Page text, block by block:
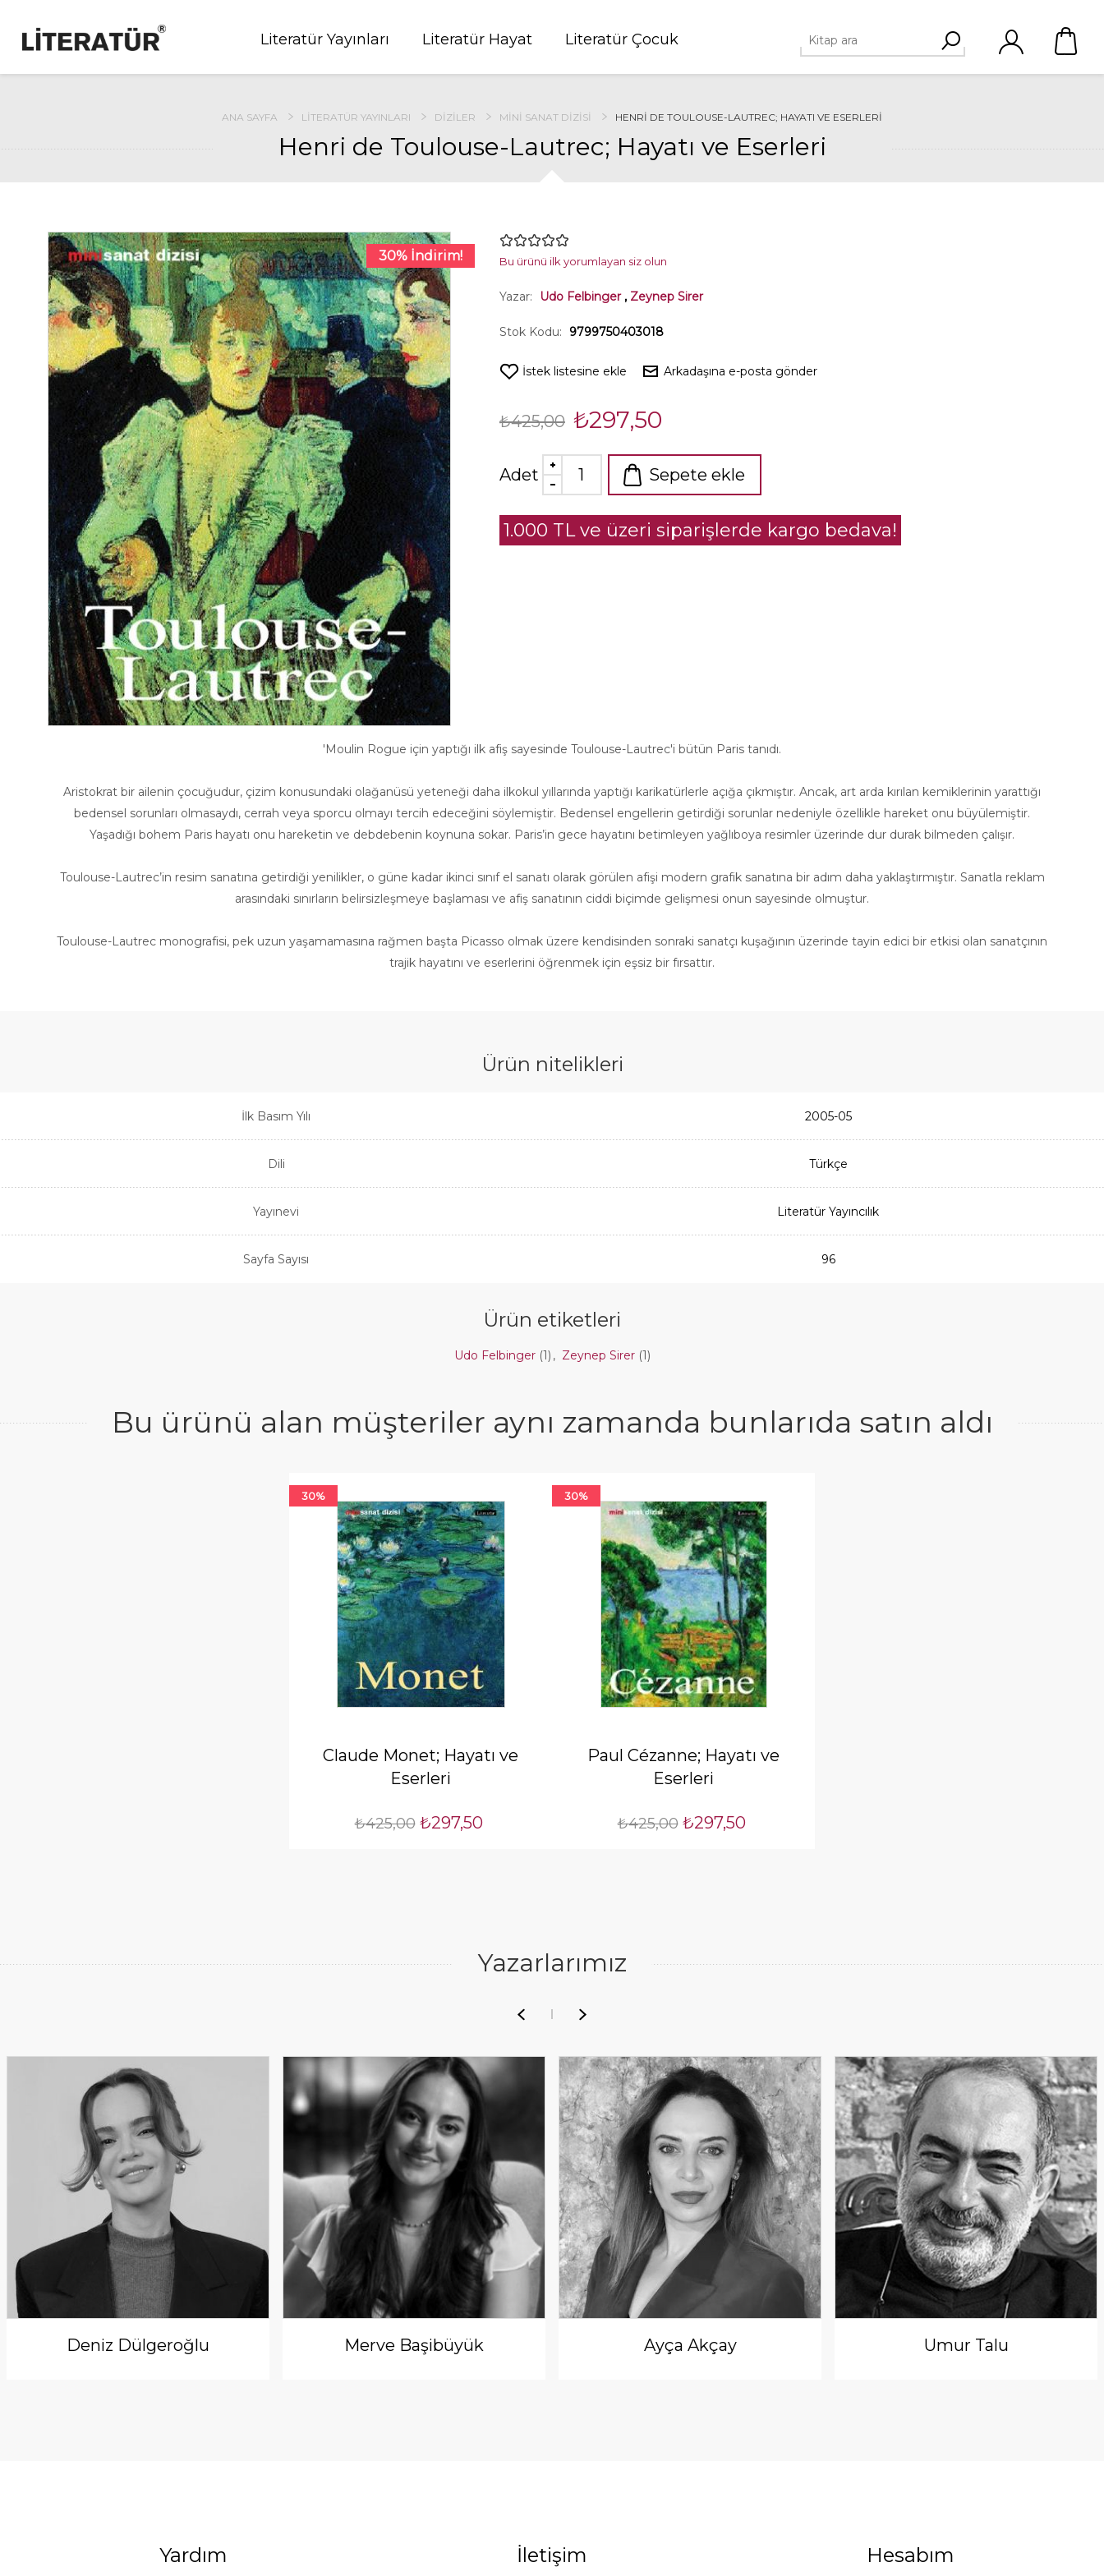
Literatür Yayınları Literatür Hayat Literatür Çocuk
ANA SAYFA LITERATÜR YAYINLARI DIZILER MINI SANAT DIZISI HENRI DE TOULOUSE-LAUTREC; HAYATI VE ESERLERI
Henri de Toulouse-Lautrec; Hayatı ve Eserleri
30% İndirim! Bu ürünü ilk yorumlayan siz olun
Yazar: Udo Felbinger , Zeynep Sirer
Stok Kodu: 9799750403018
İstek listesine ekle Arkadaşına e-posta gönder
₺425,00 ₺297,50
Adet Sepete ekle
1.000 TL ve üzeri siparişlerde kargo bedava!
′Moulin Rogue için yaptığı ilk afiş sayesinde Toulouse-Lautrec′i bütün Paris tanıdı.
Aristokrat bir ailenin çocuğudur, çizim konusundaki olağanüsü yeteneği daha ilkokul yıllarında yaptığı karikatürlerle açığa çıkmıştır. Ancak, art arda kırılan kemiklerinin yarattığı
bedensel sorunları olmasaydı, cerrah veya sporcu olmayı tercih edeceğini söylemiştir. Bedensel engellerin getirdiği sorunlar nedeniyle özellikle hareket onu büyülemiştir.
Yaşadığı bohem Paris hayatı onu hareketin ve debdebenin koynuna sokar. Paris’in gece hayatını betimleyen yağlıboya resimler üzerinde dur durak bilmeden çalışır.
Toulouse-Lautrec’in resim sanatına getirdiği yenilikler, o güne kadar ikinci sınıf el sanatı olarak görülen afişi modern grafik sanatına bir adım daha yaklaştırmıştır. Sanatla reklam
arasındaki sınırların belirsizleşmeye başlaması ve afiş sanatının ciddi biçimde gelişmesi onun sayesinde olmuştur.
Toulouse-Lautrec monografisi, pek uzun yaşamamasına rağmen başta Picasso olmak üzere kendisinden sonraki sanatçı kuşağının üzerinde tayin edici bir etkisi olan sanatçının
trajik hayatını ve eserlerini öğrenmek için eşsiz bir fırsattır.
Ürün nitelikleri
İlk Basım Yılı 2005-05
Dili Türkçe
Yayınevi Literatür Yayıncılık
Sayfa Sayısı 96
Ürün etiketleri
Udo Felbinger (1) , Zeynep Sirer (1)
Bu ürünü alan müşteriler aynı zamanda bunlarıda satın aldı
30%
Claude Monet; Hayatı ve
Eserleri
₺425,00 ₺297,50
30%
Paul Cézanne; Hayatı ve
Eserleri
₺425,00 ₺297,50
Yazarlarımız
Deniz Dülgeroğlu Merve Başibüyük Ayça Akçay Umur Talu
Yardım İletişim Hesabım